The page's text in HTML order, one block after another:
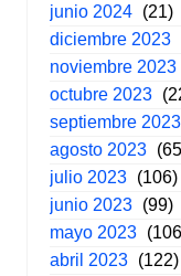
junio 2024 (21)
diciembre 2023
noviembre 2023
octubre 2023
septiembre 2023
agosto 2023
julio 2023 (106)
junio 2023 (99)
mayo 2023
abril 2023 (122)